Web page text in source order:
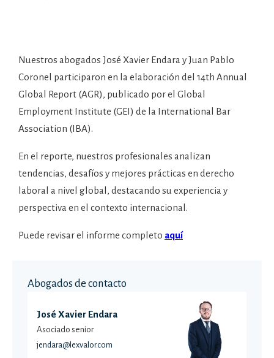
Nuestros abogados José Xavier Endara y Juan Pablo
Coronel participaron en la elaboración del 14th Annual
Global Report (AGR), publicado por el Global
Employment Institute (GEI) de la International Bar
Association (IBA).
En el reporte, nuestros profesionales analizan
tendencias, desafíos y mejores prácticas en derecho
laboral a nivel global, destacando su experiencia y
perspectiva en el contexto internacional.
Puede revisar el informe completo aquí
Abogados de contacto
José Xavier Endara
Asociado senior
jendara@lexvalor.com